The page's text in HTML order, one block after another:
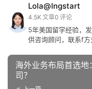
Lola@Ingstart
4.5K 文章0 评论
5年美国留学经验，
供咨询顾问，联系f
海外业务布局首选
司？